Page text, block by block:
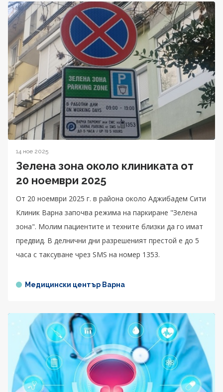
14 ное 2025
Зелена зона около клиниката от
20 ноември 2025
От 20 ноември 2025 г. в района около Аджибадем Сити
Клиник Варна започва режима на паркиране "Зелена
зона". Молим пациентите и техните близки да го имат
предвид. В делнични дни разрешеният престой е до 5
часа с таксуване чрез SMS на номер 1353.
Медицински център Варна